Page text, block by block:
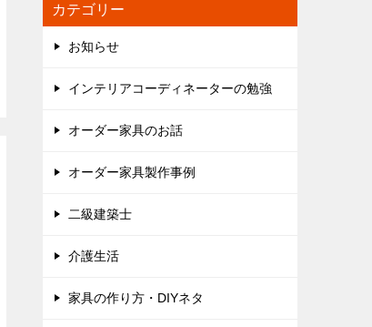
カテゴリー
お知らせ
インテリアコーディネーターの勉強
オーダー家具のお話
オーダー家具製作事例
二級建築士
介護生活
家具の作り方・DIYネタ